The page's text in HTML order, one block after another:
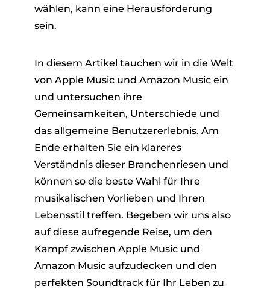
wählen, kann eine Herausforderung
sein.
In diesem Artikel tauchen wir in die Welt
von Apple Music und Amazon Music ein
und untersuchen ihre
Gemeinsamkeiten, Unterschiede und
das allgemeine Benutzererlebnis. Am
Ende erhalten Sie ein klareres
Verständnis dieser Branchenriesen und
können so die beste Wahl für Ihre
musikalischen Vorlieben und Ihren
Lebensstil treffen. Begeben wir uns also
auf diese aufregende Reise, um den
Kampf zwischen Apple Music und
Amazon Music aufzudecken und den
perfekten Soundtrack für Ihr Leben zu